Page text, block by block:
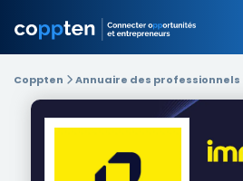
Coppten Annuaire des professionnels